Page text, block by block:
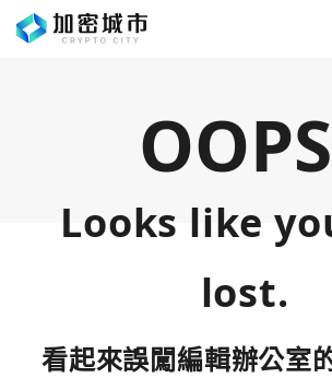
Looks like
lost.
看起來誤闖編輯辦公室